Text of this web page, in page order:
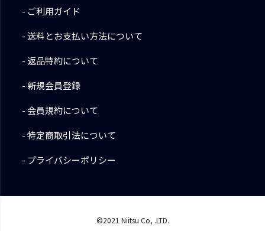
ご利用ガイド
送料とお支払い方法について
返品特約について
新規会員登録
会員規約について
特定商取引法について
プライバシーポリシー
©2021 Niitsu Co, .LTD.